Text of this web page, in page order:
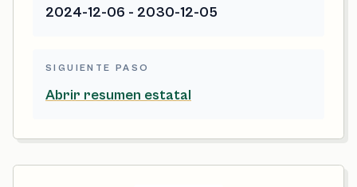
2024-12-06 - 2030-12-05
SIGUIENTE PASO
Abrir resumen estatal